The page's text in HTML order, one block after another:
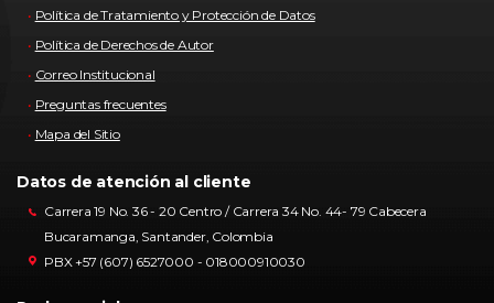
Política de Tratamiento y Protección de Datos
Política de Derechos de Autor
Correo Institucional
Preguntas frecuentes
Mapa del Sitio
Datos de atención al cliente
Carrera 19 No. 36 - 20 Centro / Carrera 34 No. 44- 79 Cabecera
Bucaramanga, Santander, Colombia
PBX +57 (607) 6527000 - 018000910030